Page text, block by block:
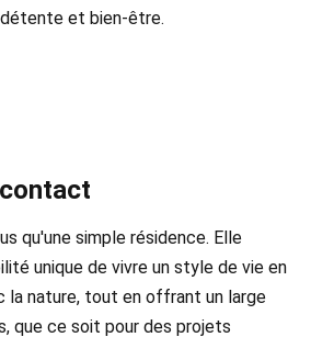
et bien-être.
qu'une simple résidence. Elle
unique de vivre un style de vie en
la nature, tout en offrant un large
que ce soit pour des projets